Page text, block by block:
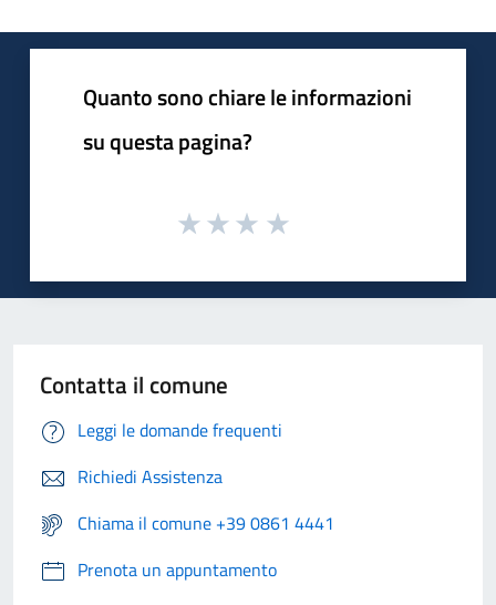
Quanto sono chiare le informazioni
su questa pagina?
Contatta il comune
Leggi le domande frequenti
Richiedi Assistenza
Chiama il comune +39 0861 4441
Prenota un appuntamento